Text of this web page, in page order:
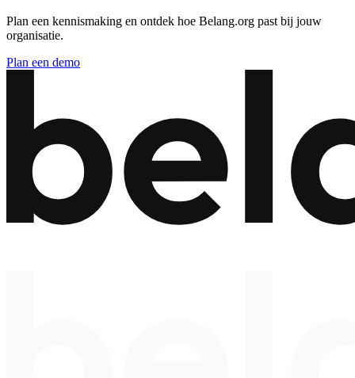
Plan een kennismaking en ontdek hoe Belang.org past bij jouw
organisatie.
Plan een demo